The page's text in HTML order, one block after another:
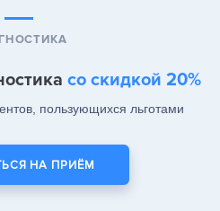
со скидкой 20%
пользующихся льготами
НА ПРИЁМ